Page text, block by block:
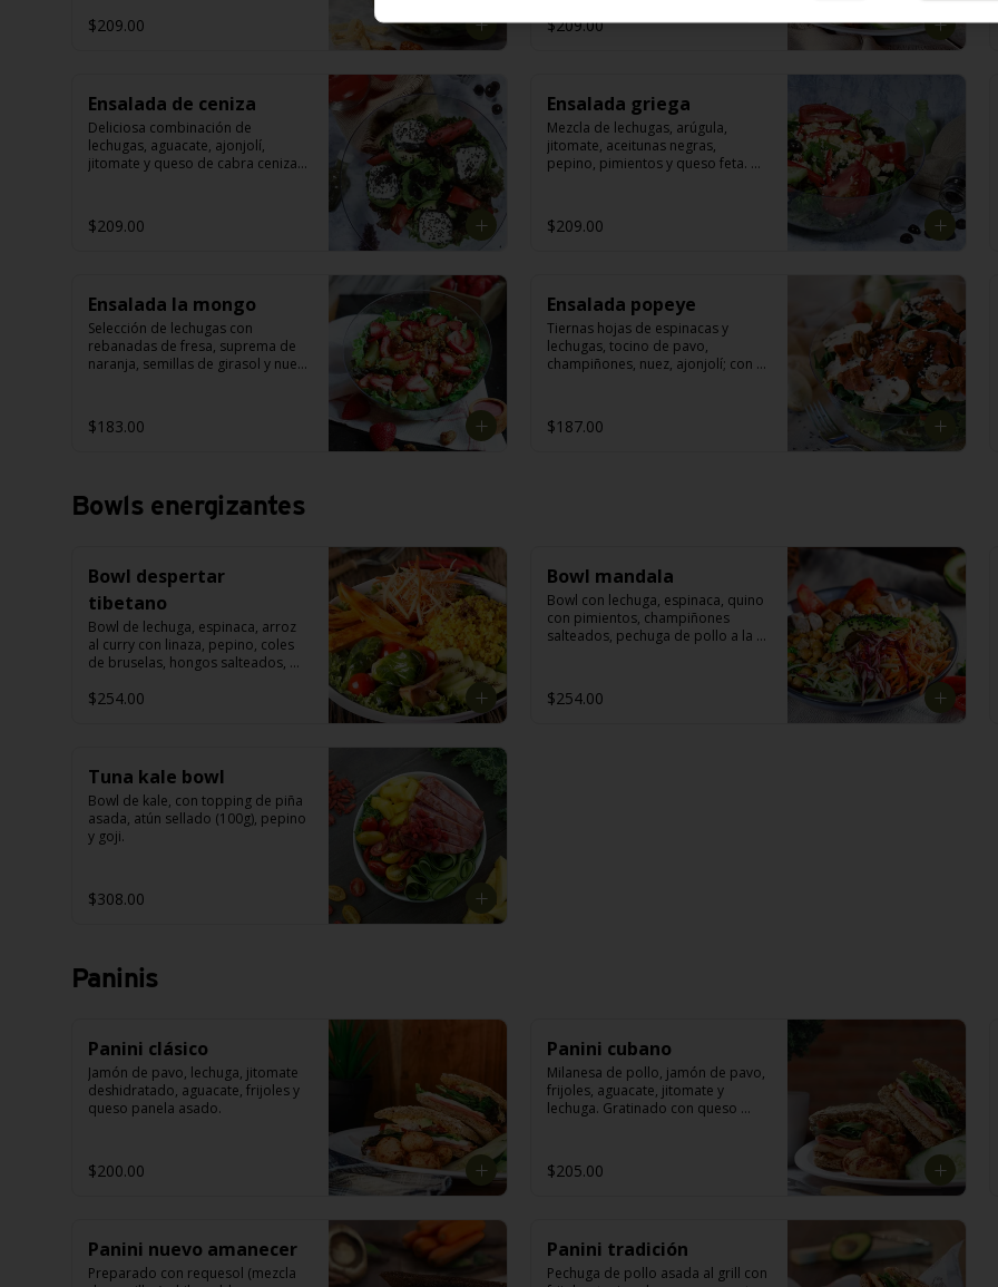
$209.00 $209.00
Ensalada de ceniza
Deliciosa combinación de
lechugas, aguacate, ajonjolí,
jitomate y queso de cabra ceniza;
$209.00
Ensalada griega
Mezcla de lechugas, arúgula,
jitomate, aceitunas negras,
pepino, pimientos y queso feta.
$209.00
Ensalada la mongo
Selección de lechugas con
rebanadas de fresa, suprema de
naranja, semillas de girasol y nuez
$183.00
Ensalada popeye
Tiernas hojas de espinacas y
lechugas, tocino de pavo,
champiñones, nuez, ajonjolí; con
$187.00
Bowls energizantes
Bowl despertar
tibetano
Bowl de lechuga, espinaca, arroz
al curry con linaza, pepino, coles
de bruselas, hongos salteados,
zanahoria y chayote. Acompañado
$254.00
Bowl mandala
Bowl con lechuga, espinaca, quino
con pimientos, champiñones
salteados, pechuga de pollo a la
chayote. Acompañado con
aderezo de jitomate.
$254.00
Tuna kale bowl
Bowl de kale, con topping de piña
asada, atún sellado (100g), pepino
y goji.
$308.00
Paninis
Panini clásico
Jamón de pavo, lechuga, jitomate
deshidratado, aguacate, frijoles y
queso panela asado.
$200.00
Panini cubano
Milanesa de pollo, jamón de pavo,
frijoles, aguacate, jitomate y
lechuga. Gratinado con queso
$205.00
Panini nuevo amanecer
Preparado con requesol (mezcla
Panini tradición
Pechuga de pollo asada al grill con